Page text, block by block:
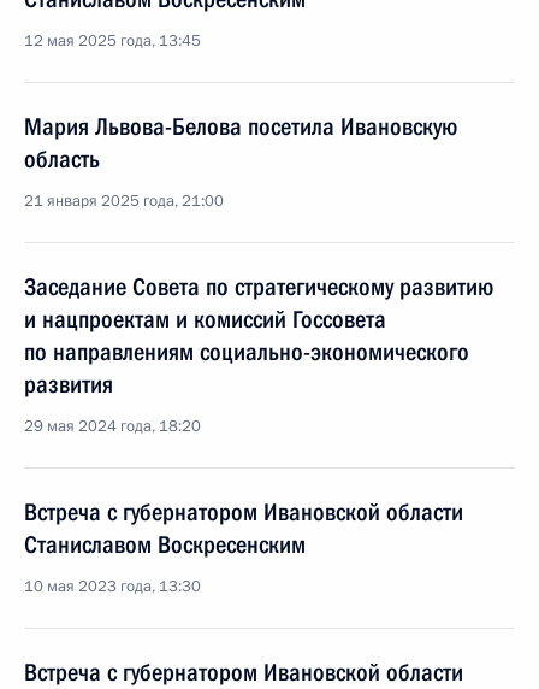
12 мая 2025 года, 13:45
Мария Львова-Белова посетила Ивановскую
область
21 января 2025 года, 21:00
Заседание Совета по стратегическому развитию
и нацпроектам и комиссий Госсовета
по направлениям социально-экономического
развития
29 мая 2024 года, 18:20
Встреча с губернатором Ивановской области
Станиславом Воскресенским
10 мая 2023 года, 13:30
Встреча с губернатором Ивановской области